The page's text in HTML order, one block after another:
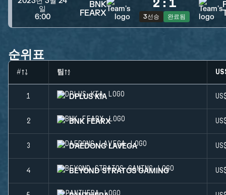
일
6:00
BNK
FEARX
2 : 1
3선승 완료됨
순위표
# 팀
1 DPLUS KIA
2 BNK FEARX
3 DAEDONG LAVEGA
4 BEYOND STRATOS GAMING